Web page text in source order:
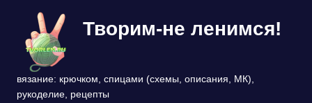
содержимому
Творим-не ленимся!
вязание: крючком, спицами (схемы, описания, МК),
рукоделие, рецепты